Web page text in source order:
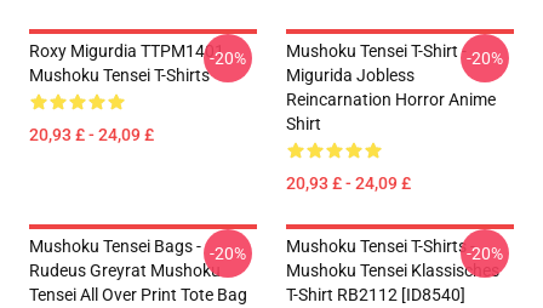
Roxy Migurdia TTPM1401
Mushoku Tensei T-Shirts
20,93 £ - 24,09 £
-20%
Mushoku Tensei T-Shirt -
Migurida Jobless
Reincarnation Horror Anime
Shirt
20,93 £ - 24,09 £
-20%
Mushoku Tensei Bags -
Rudeus Greyrat Mushoku
Tensei All Over Print Tote Bag
-20%
Mushoku Tensei T-Shirts -
Mushoku Tensei Klassisches
T-Shirt RB2112 [ID8540]
-20%